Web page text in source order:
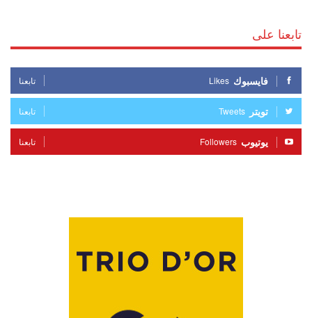
تابعنا على
فايسبوك Likes تابعنا
تويتر Tweets تابعنا
يوتيوب Followers تابعنا